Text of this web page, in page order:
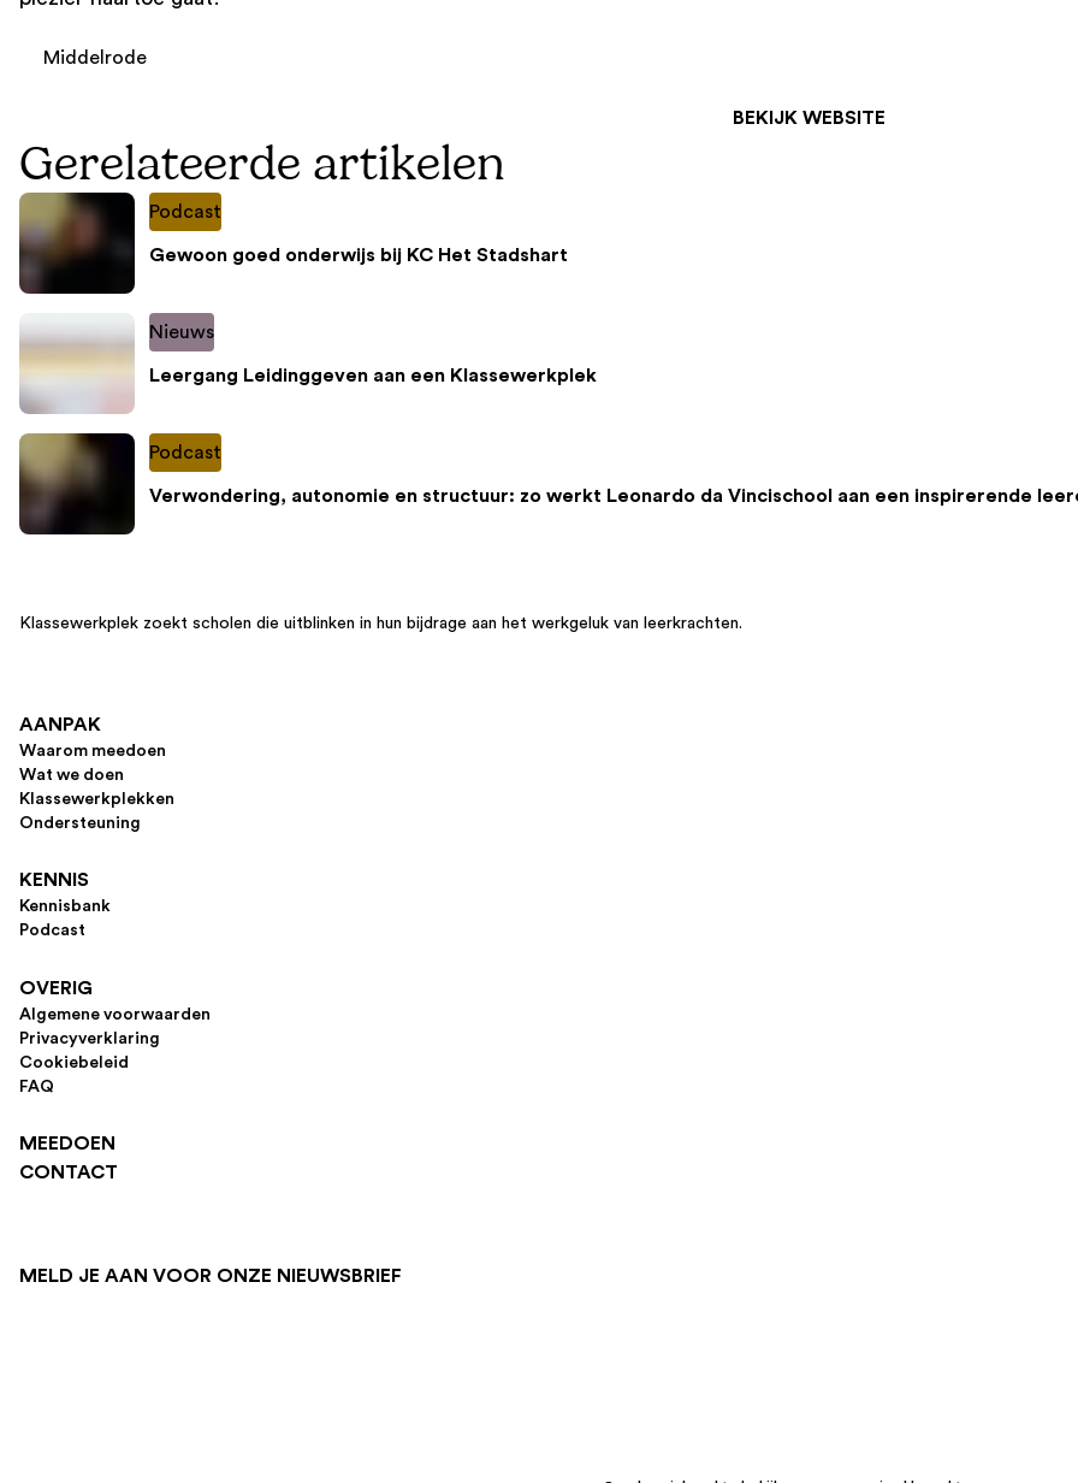
Middelrode
BEKIJK WEBSITE
Gerelateerde artikelen
Podcast
Gewoon goed onderwijs bij KC Het Stadshart
Nieuws
Leergang Leidinggeven aan een Klassewerkplek
Podcast
Verwondering, autonomie en structuur: zo werkt Leonardo da Vincischool aan een inspirerende
Klassewerkplek zoekt scholen die uitblinken in hun bijdrage aan het werkgeluk van leerkrachten.
AANPAK
Waarom meedoen
Wat we doen
Klassewerkplekken
Ondersteuning
KENNIS
Kennisbank
Podcast
OVERIG
Algemene voorwaarden
Privacyverklaring
Cookiebeleid
FAQ
MEEDOEN
CONTACT
MELD JE AAN VOOR ONZE NIEUWSBRIEF